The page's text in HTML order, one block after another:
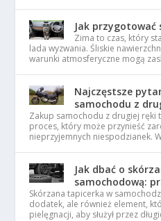
Jak przygotować
Zima to czas, który
lada wyzwania. Śliskie
warunki atmosferyczne mogą
Najczęstsze
samochodu z
Zakup samochodu z drugiej ręki
proces, który może przynieść
nieprzyjemnych niespodzianek.
Jak dbać o
samochodową:
Skórzana tapicerka w
dodatek, ale również element,
pielęgnacji, aby służył przez